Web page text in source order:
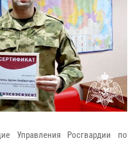
Управления Росгвардии по